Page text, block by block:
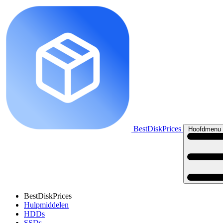
BestDiskPrices Hoofdmenu
BestDiskPrices
Hulpmiddelen
HDDs